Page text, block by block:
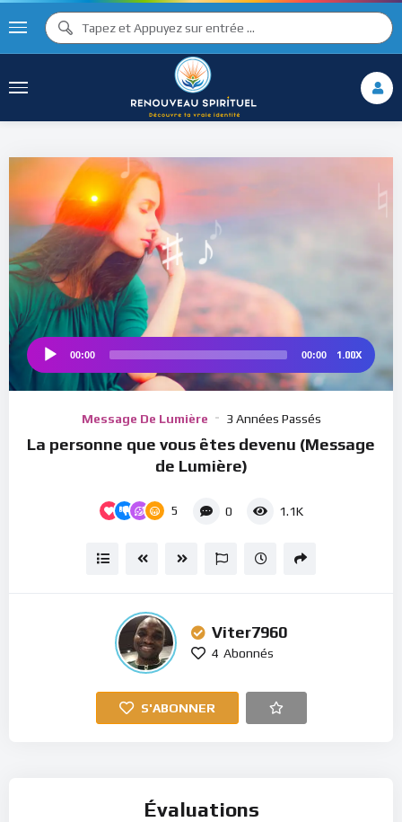
♫ ♩
♩
♯ ♪ ♯ ♬
♫
00:00 00:00 1.00X
Message De Lumière 3 Années Passés
La personne que vous êtes devenu (Message
de Lumière)
5 0 1.1K
Viter7960
4 Abonnés
S'ABONNER
Évaluations